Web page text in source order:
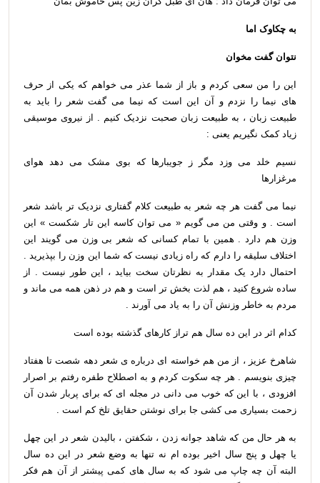
به چکاوک اما
نتوان گفت مخوان
این را من سعی کردم و باز از شما عذر می خواهم که یکی از حرف
های نیما را نزدم و آن این است که نیما می گفت شعر را باید به
طبیعت زبان ، به طبیعت زبان صحبت نزدیک کنیم . از نیروی موسیقی
زیاد کمک نگیریم یعنی :
نسیم خلد می وزد مگر ز جویبارها که بوی مشک می دهد هوای
مرغزارها
نیما می گفت هر چه شعر به طبیعت کلام گفتاری نزدیک تر باشد شعر
است . و وقتی من می گویم « می توان کاسه این تار شکست » این
وزن هم دارد . همین با تمام کسانی که شعر بی وزن می گویند این
اختلاف سلیقه را دارم که راه زیادی نیست که شما این وزن را بپذیرید .
احتمال دارد یک مقدار به نظرتان سخت بیاید ، این طور نیست . از
ساده شروع کنید ، هم لذت بخش تر است و هم در ذهن همه می ماند و
مردم به خاطر وزنش آن را به یاد می آورند .
کدام اثر در این ده سال هم تراز کارهای گذشته بوده است
شاهرخ عزیز ، از من هم خواسته ای درباره ی شعر دهه شصت تا هفتاد
چیزی بنویسم . هر چه سکوت کردم و به اصطلاح طفره رفتم بر اصرار
افزودی ، با این که خوب می دانی در مجله ای که برای پربار شدن آن
زحمت بسیاری می کشی جا برای نوشتن حقایق تلخ کم است .
به هر حال من که شاهد جوانه زدن ، شکفتن ، بالیدن شعر در این چهل
یا چهل و پنج سال اخیر بوده ام نه تنها به وضع شعر در این ده سال
البته آن چه چاپ می شود که به سال های کمی پیشتر از آن هم فکر